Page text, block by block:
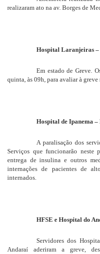
realizaram ato na av. Borges de
Hospital Laranjeiras –
Em estado de Greve.
quinta, às 09h, para avaliar à
Hospital de Ipanema –
A paralisação dos
Serviços que funcionarão neste
entrega de insulina e outros
internações de pacientes de
internados.
HFSE e Hospital do
Servidores dos
Andaraí aderiram a greve,